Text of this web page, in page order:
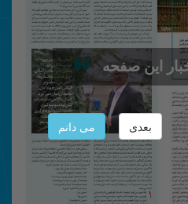
این صفحه
بعدی می دانم